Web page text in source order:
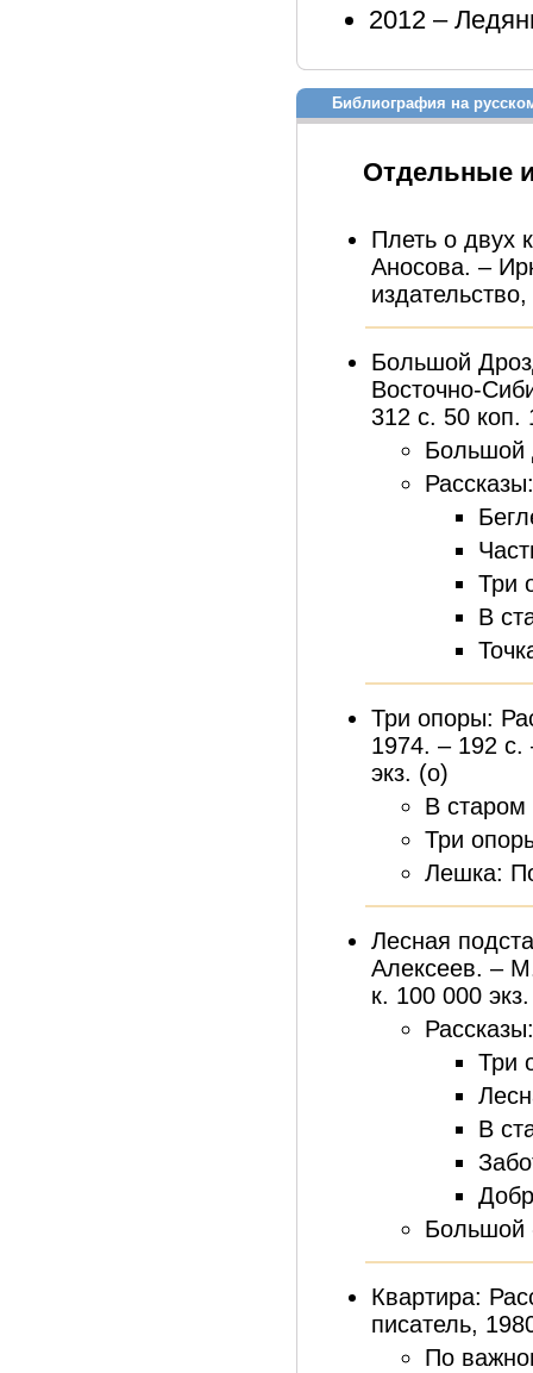
2012 –
Библиография на
Отдельные
Плеть о двух
Аносова. –
Большой
Восточно-
312 с. 50 коп.
Большой
Рассказы:
Три
В
Три опоры:
1974. – 192
экз. (о)
В старом
Три
Лешка:
Лесная
Алексеев. –
к. 100 000
Рассказы:
Три
В
Большой
Квартира:
писатель,
По